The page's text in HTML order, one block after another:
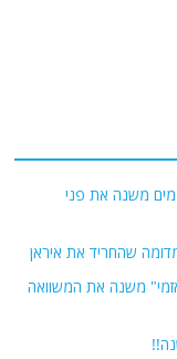
משנה את פני
שהחריד את איראן
משנה את המשוואה